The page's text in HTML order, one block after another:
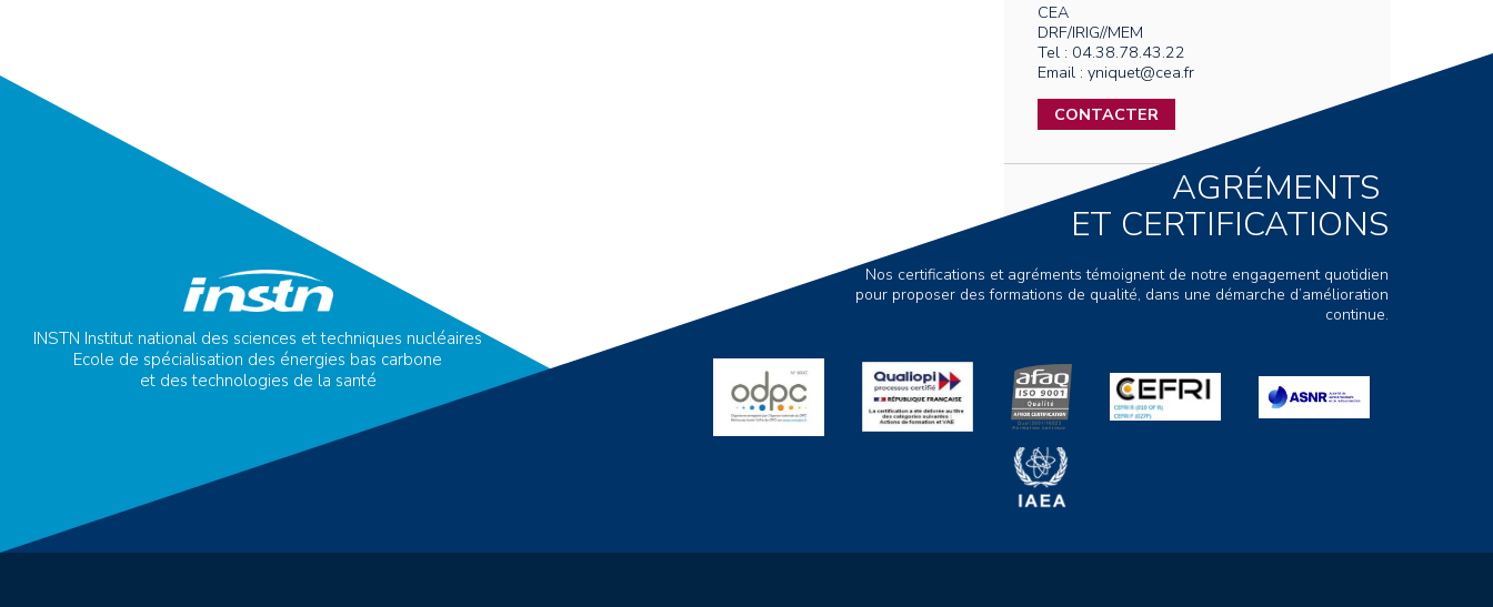
CEA
DRF/IRIG//MEM
Tel : 04.38.78.43.22
Email : yniquet@cea.fr
CONTACTER
INSTN Institut national des sciences et techniques nucléaires
Ecole de spécialisation des énergies bas carbone
et des technologies de la santé
AGRÉMENTS
ET CERTIFICATIONS
Nos certifications et agréments témoignent de notre engagement quotidien
pour proposer des formations de qualité, dans une démarche d’amélioration
continue.